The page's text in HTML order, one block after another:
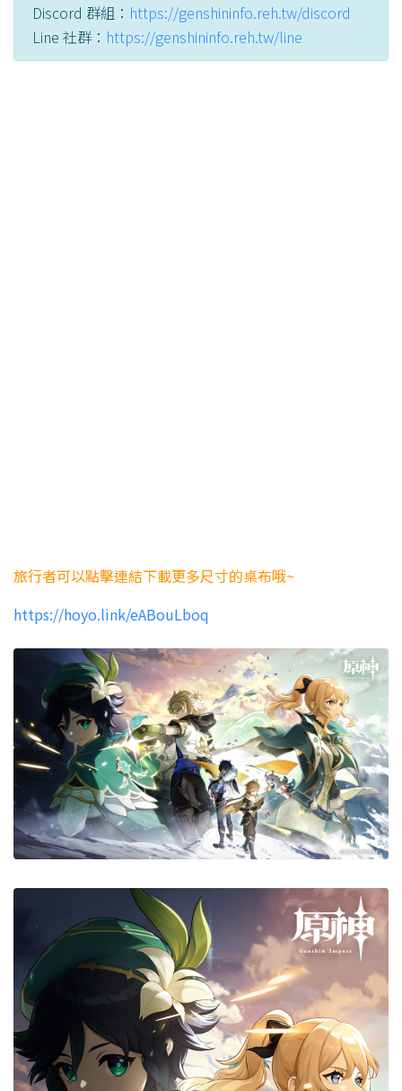
Discord 群組： https://genshininfo.reh.tw/discord
Line 社群： https://genshininfo.reh.tw/line
旅行者可以點擊連結下載更多尺寸的桌布哦~
https://hoyo.link/eABouLboq